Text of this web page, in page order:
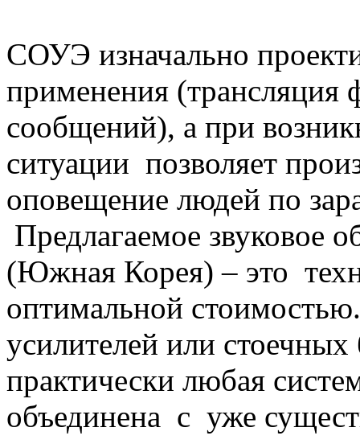
СОУЭ изначально
применения
сообщений), а при
ситуации позволяет
оповещение людей по
Предлагаемое звуковое
(Южная Корея) – это
оптимальной
усилителей или
практически любая
объединена с уже